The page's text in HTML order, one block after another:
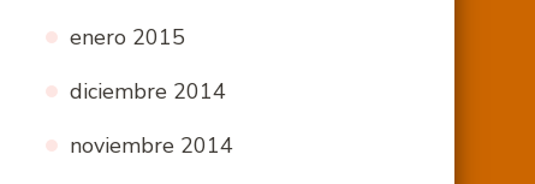
enero 2015
diciembre 2014
noviembre 2014